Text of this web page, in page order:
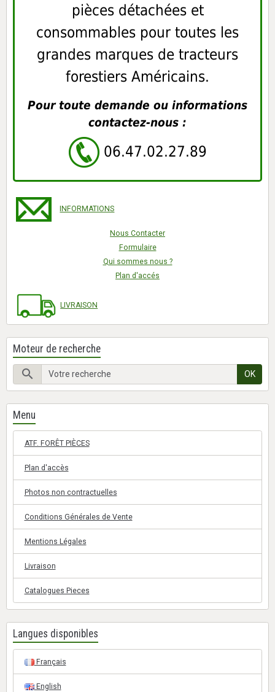
pièces détachées et
consommables pour toutes les
grandes marques de tracteurs
forestiers Américains.
Pour toute demande ou informations
contactez-nous :
06.47.02.27.89
INFORMATIONS
Nous Contacter
Formulaire
Qui sommes nous ?
Plan d'accés
LIVRAISON
Moteur de recherche
OK
Menu
ATF. FORÊT PIÈCES
Plan d'accès
Photos non contractuelles
Conditions Générales de Vente
Mentions Légales
Livraison
Catalogues Pieces
Langues disponibles
Français
English